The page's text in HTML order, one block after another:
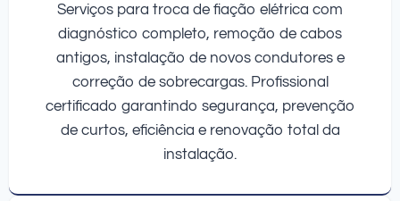
Serviços para troca de fiação elétrica com
diagnóstico completo, remoção de cabos
antigos, instalação de novos condutores e
correção de sobrecargas. Profissional
certificado garantindo segurança, prevenção
de curtos, eficiência e renovação total da
instalação.